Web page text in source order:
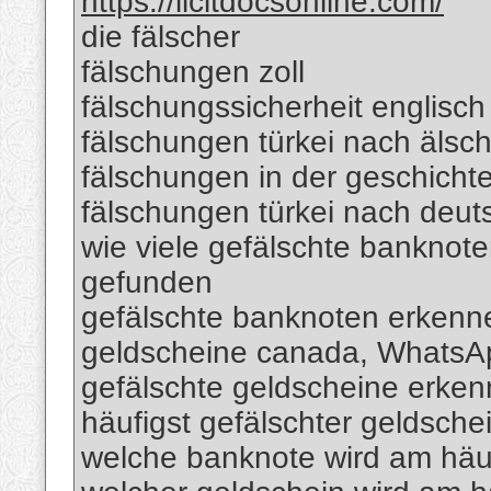
die fälscher
fälschungen zoll
fälschungssicherheit englisch
fälschungen türkei nach
fälschungen in der
fälschungen türkei nach
wie viele gefälschte
gefunden
gefälschte banknoten
geldscheine canada,
gefälschte geldscheine
häufigst gefälschter
welche banknote wird am